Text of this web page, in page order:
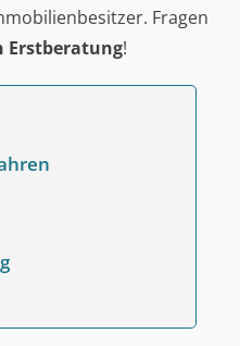
Fragen
Erstberatung!